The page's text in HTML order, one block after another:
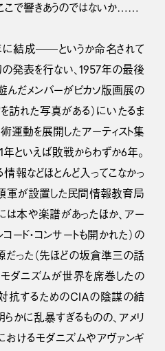
こで響きあうのではないか……
に結成――というか命名されて
発表を行ない、1957年の最後
んだメンバーがピカソ版画展の
訪れた写真がある）にいたるま
運動を展開したアーティスト集
といえば敗戦からわずか6年。
報などほとんど入ってこなかっ
軍が設置した民間情報教育局
には本や楽譜があったほか、アー
ード・コンサートも開かれた）の
った（先ほどの坂倉準三の話
モダニズムが世界を席巻したの
抗するためのＣＩＡの陰謀の結
かに乱暴すぎるものの、アメリ
けるモダニズムやアヴァンギ